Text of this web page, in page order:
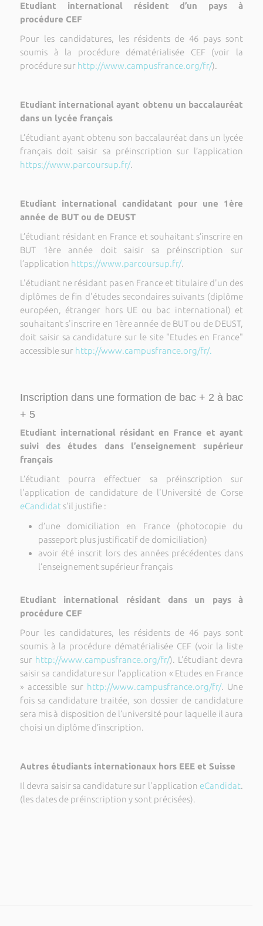
Etudiant international résident d’un pays à
procédure CEF
Pour les candidatures, les résidents de 46 pays sont
soumis à la procédure dématérialisée CEF (voir la
procédure sur http://www.campusfrance.org/fr/).
Etudiant international ayant obtenu un baccalauréat
dans un lycée français
L’étudiant ayant obtenu son baccalauréat dans un lycée
français doit saisir sa préinscription sur l’application
https://www.parcoursup.fr/.
Etudiant international candidatant pour une 1ère
année de BUT ou de DEUST
L’étudiant résidant en France et souhaitant s’inscrire en
BUT 1ère année doit saisir sa préinscription sur
l’application https://www.parcoursup.fr/.
L'étudiant ne résidant pas en France et titulaire d'un des
diplômes de fin d'études secondaires suivants (diplôme
européen, étranger hors UE ou bac international) et
souhaitant s'inscrire en 1ère année de BUT ou de DEUST,
doit saisir sa candidature sur le site "Etudes en France"
accessible sur http://www.campusfrance.org/fr/.
Inscription dans une formation de bac + 2 à bac
+ 5
Etudiant international résidant en France et ayant
suivi des études dans l’enseignement supérieur
français
L’étudiant pourra effectuer sa préinscription sur
l'application de candidature de l'Université de Corse
eCandidats'il justifie :
d’une domiciliation en France (photocopie du
passeport plus justificatif de domiciliation)
avoir été inscrit lors des années précédentes dans
l’enseignement supérieur français
Etudiant international résidant dans un pays à
procédure CEF
Pour les candidatures, les résidents de 46 pays sont
soumis à la procédure dématérialisée CEF (voir la liste
sur http://www.campusfrance.org/fr/). L’étudiant devra
saisir sa candidature sur l’application « Etudes en France
» accessible sur http://www.campusfrance.org/fr/. Une
fois sa candidature traitée, son dossier de candidature
sera mis à disposition de l’université pour laquelle il aura
choisi un diplôme d’inscription.
Autres étudiants internationaux hors EEE et Suisse
Il devra saisir sa candidature sur l'application eCandidat.
(les dates de préinscription y sont précisées).